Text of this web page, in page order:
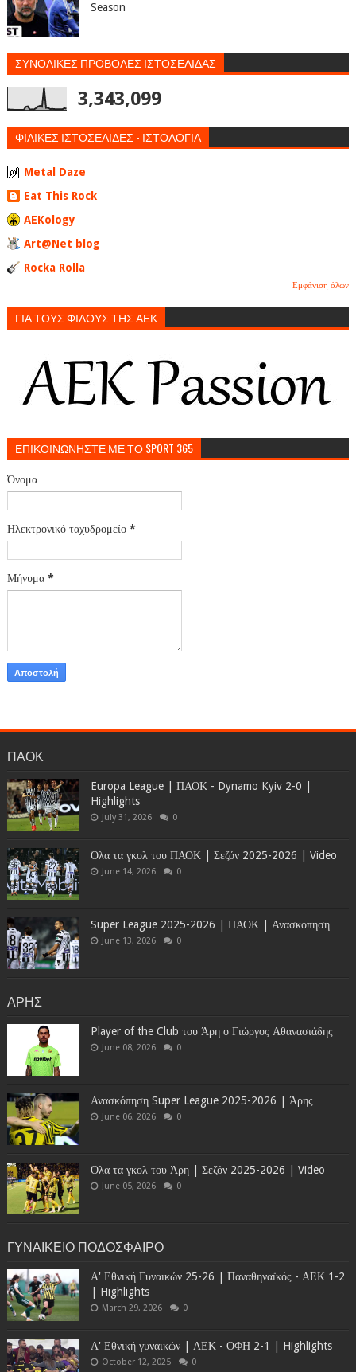
Season
ΣΥΝΟΛΙΚΕΣ ΠΡΟΒΟΛΕΣ ΙΣΤΟΣΕΛΙΔΑΣ
3,343,099
ΦΙΛΙΚΕΣ ΙΣΤΟΣΕΛΙΔΕΣ - ΙΣΤΟΛΟΓΙΑ
Metal Daze
Eat This Rock
AEKology
Art@Net blog
Rocka Rolla
Εμφάνιση όλων
ΓΙΑ ΤΟΥΣ ΦΙΛΟΥΣ ΤΗΣ ΑΕΚ
ΕΠΙΚΟΙΝΩΝΗΣΤΕ ΜΕ ΤΟ SPORT 365
Όνομα
Ηλεκτρονικό ταχυδρομείο *
Μήνυμα *
ΠΑΟΚ
Europa League | ΠΑΟΚ - Dynamo Kyiv 2-0 |
Highlights
July 31, 2026 0
Όλα τα γκολ του ΠΑΟΚ | Σεζόν 2025-2026 | Video
June 14, 2026 0
Super League 2025-2026 | ΠΑΟΚ | Ανασκόπηση
June 13, 2026 0
ΑΡΗΣ
Player of the Club του Άρη ο Γιώργος Αθανασιάδης
June 08, 2026 0
Ανασκόπηση Super League 2025-2026 | Άρης
June 06, 2026 0
Όλα τα γκολ του Άρη | Σεζόν 2025-2026 | Video
June 05, 2026 0
ΓΥΝΑΙΚΕΙΟ ΠΟΔΟΣΦΑΙΡΟ
Α' Εθνική Γυναικών 25-26 | Παναθηναϊκός - ΑΕΚ 1-2
| Highlights
March 29, 2026 0
Α' Εθνική γυναικών | ΑΕΚ - ΟΦΗ 2-1 | Highlights
October 12, 2025 0